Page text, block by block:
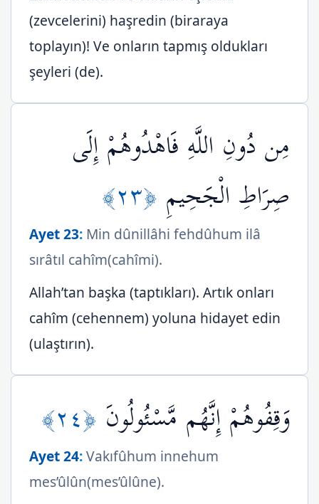
(zevcelerini) haşredin (biraraya
toplayın)! Ve onların tapmış oldukları
şeyleri (de).
مِن دُونِ اللَّهِ فَاهْدُوهُمْ إِلَى
صِرَاطِ الْجَحِيمِ ﴿٢٣﴾
Ayet 23: Min dûnillâhi fehdûhum ilâ
sırâtıl cahîm(cahîmi).
Allah’tan başka (taptıkları). Artık onları
cahîm (cehennem) yoluna hidayet edin
(ulaştırın).
وَقِفُوهُمْ إِنَّهُم مَّسْئُولُونَ ﴿٢٤﴾
Ayet 24:Vakıfûhum innehum
mes’ûlûn(mes’ûlûne).